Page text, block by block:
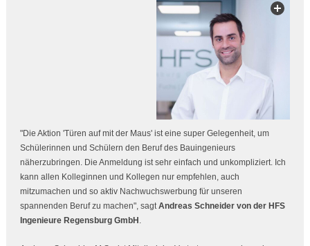
"Die Aktion 'Türen auf mit der Maus' ist eine super Gelegenheit, um
Schülerinnen und Schülern den Beruf des Bauingenieurs
näherzubringen. Die Anmeldung ist sehr einfach und unkompliziert. Ich
kann allen Kolleginnen und Kollegen nur empfehlen, auch
mitzumachen und so aktiv Nachwuchswerbung für unseren
spannenden Beruf zu machen", sagtAndreas Schneider von der HFS
Ingenieure Regensburg GmbH .